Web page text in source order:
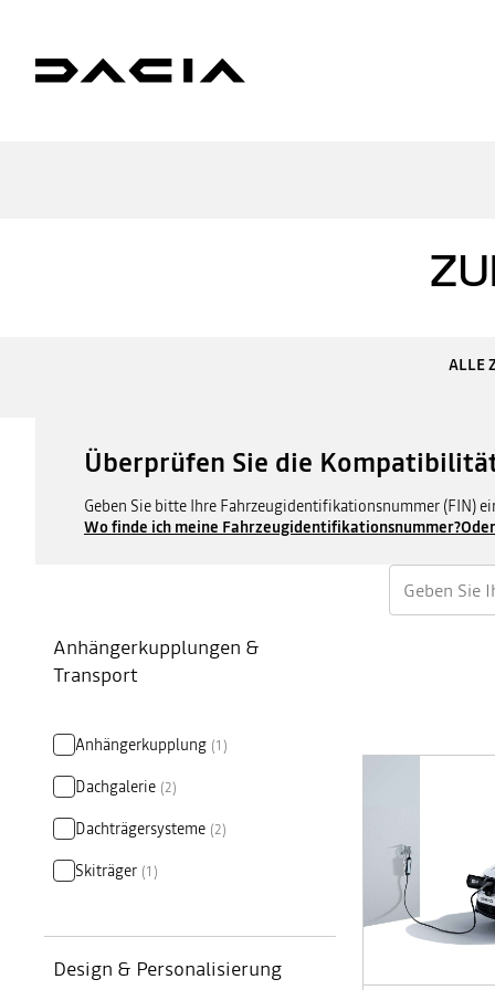
ALLE
Überprüfen Sie die
Geben Sie bitte Ihre Fahrzeugidentifikationsnummer (FIN)
Wo finde ich meine Fahrzeugidentifikationsnummer?
Anhängerkupplungen &
Transport
Anhängerkupplung (1 )
Dachgalerie (2)
Dachträgersysteme (2)
Skiträger (1 )
Design & Personalisierung